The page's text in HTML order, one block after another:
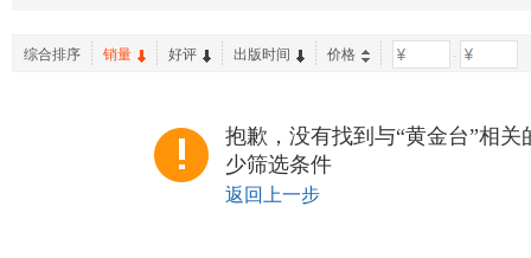
综合排序 销量 好评 出版时间 价格 -
抱歉，没有找到与“黄金台”相
少筛选条件
返回上一步